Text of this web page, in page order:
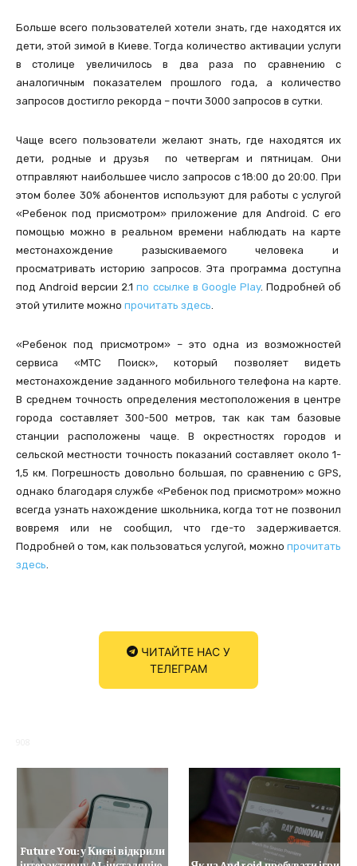
Больше всего пользователей хотели знать, где находятся их
дети, этой зимой в Киеве. Тогда количество активации услуги
в столице увеличилось в два раза по сравнению с
аналогичным показателем прошлого года, а количество
запросов достигло рекорда – почти 3000 запросов в сутки.
Чаще всего пользователи желают знать, где находятся их
дети, родные и друзья по четвергам и пятницам. Они
отправляют наибольшее число запросов с 18:00 до 20:00. При
этом более 30% абонентов используют для работы с услугой
«Ребенок под присмотром» приложение для Android. С его
помощью можно в реальном времени наблюдать на карте
местонахождение разыскиваемого человека и
просматривать историю запросов. Эта программа доступна
под Android версии 2.1по ссылке в Google Play. Подробней об
этой утилите можно прочитать здесь.
«Ребенок под присмотром» – это одна из возможностей
сервиса «МТС Поиск», который позволяет видеть
местонахождение заданного мобильного телефона на карте.
В среднем точность определения местоположения в центре
города составляет 300-500 метров, так как там базовые
станции расположены чаще. В окрестностях городов и
сельской местности точность показаний составляет около 1-
1,5 км. Погрешность довольно большая, по сравнению с GPS,
однако благодаря службе «Ребенок под присмотром» можно
всегда узнать нахождение школьника, когда тот не позвонил
вовремя или не сообщил, что где-то задерживается.
Подробней о том, как пользоваться услугой, можно прочитать
здесь.
ЧИТАЙТЕ НАС У
ТЕЛЕГРАМ
Future You: у Києві відкрили